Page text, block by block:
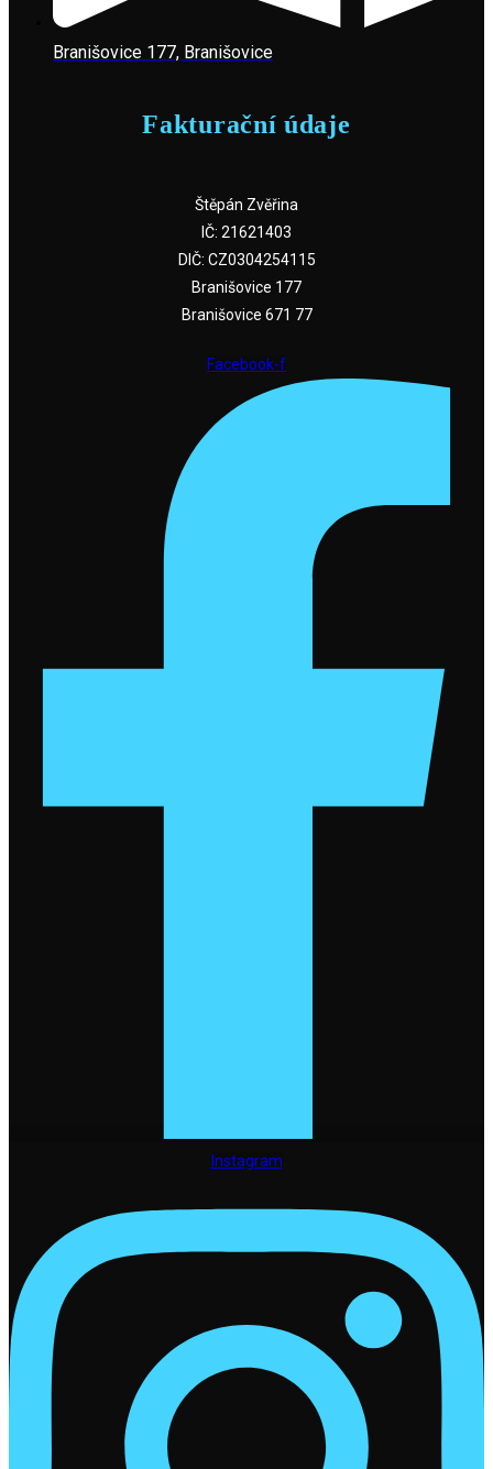
Branišovice 177, Branišovice
Fakturační údaje
Štěpán Zvěřina
IČ: 21621403
DIČ: CZ0304254115
Branišovice 177
Branišovice 671 77
Facebook-f
Instagram